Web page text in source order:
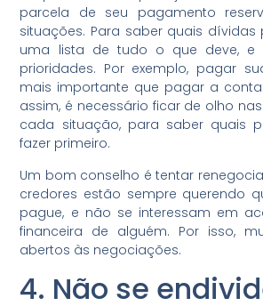
parcela de seu pagamento
situações. Para saber quais dívidas
uma lista de tudo o que deve, e
prioridades. Por exemplo, pagar
mais importante que pagar a
assim, é necessário ficar de olho
cada situação, para saber quais
fazer primeiro.
Um bom conselho é tentar
credores estão sempre querendo
pague, e não se interessam em
financeira de alguém. Por isso,
abertos às negociações.
4. Não se